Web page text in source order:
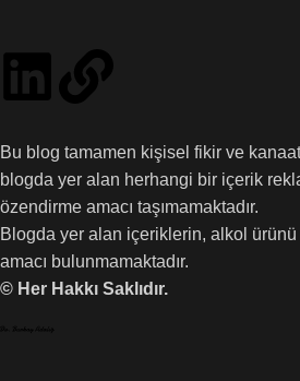
Bu blog tamamen kişisel fikir ve
blogda yer alan herhangi bir içerik
özendirme amacı taşımamaktadır.
Blogda yer alan içeriklerin, alkol ürünü
amacı bulunmamaktadır.
© Her Hakkı Saklıdır.